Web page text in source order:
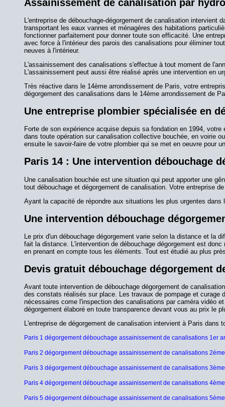
Assainissement de canalisation par
L'entreprise de débouchage-dégorgement de canalisation
transportant les eaux vannes et ménagères des habitations
fonctionner parfaitement pour donner toute son efficacité. Une
avec force à l'intérieur des parois des canalisations pour éliminer
neuves à l'intérieur.
L'assainissement des canalisations s'effectue à tout moment de
L'assainissement peut aussi être réalisé après une intervention en
Très réactive dans le 14ème arrondissement de Paris, votre
dégorgement des canalisations dans le 14ème arrondissement de
Une entreprise plombier spécialisée en
Forte de son expérience acquise depuis sa fondation en 1994,
dans toute opération sur canalisation collective bouchée, en voirie
ensuite le savoir-faire de votre plombier qui se met en oeuvre pour
Paris 14 : Une intervention débouchage
Une canalisation bouchée est une situation qui peut apporter une
tout débouchage et dégorgement de canalisation. Votre entreprise
Ayant la capacité de répondre aux situations les plus urgentes
Une intervention débouchage
Le prix d'un débouchage dégorgement varie selon la distance et
fait la distance. L'intervention de débouchage dégorgement est
en prenant en compte tous les éléments. Tout est étudié au plus
Devis gratuit débouchage dégorgement
Avant toute intervention de débouchage dégorgement de
des constats réalisés sur place. Les travaux de pompage et
nécessaires come l'inspection des canalisations par caméra vidéo
dégorgement élaboré en toute transparence devant vous au prix le
L'entreprise de dégorgement de canalisation intervient à Paris dans
Paris 1 dégorgement débouchage assainissement de canalisations 1er
Paris 2 dégorgement débouchage assainissement de canalisations
Paris 3 dégorgement débouchage assainissement de canalisations
Paris 4 dégorgement débouchage assainissement de canalisations
Paris 5 dégorgement débouchage assainissement de canalisations